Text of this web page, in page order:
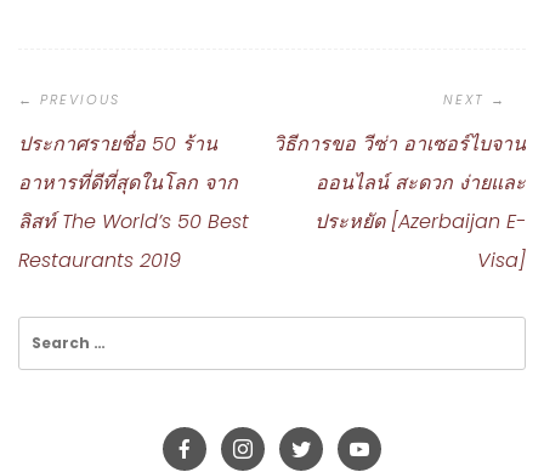
Navigation
ประกาศรายชื่อ 50 ร้าน
อาหารที่ดีที่สุดในโลก จาก
ลิสท์ The World’s 50 Best
Restaurants 2019
วิธีการขอ วีซ่า อาเซอร์ไบจาน
ออนไลน์ สะดวก ง่ายและ
ประหยัด [Azerbaijan E-
Visa]
Search
for: